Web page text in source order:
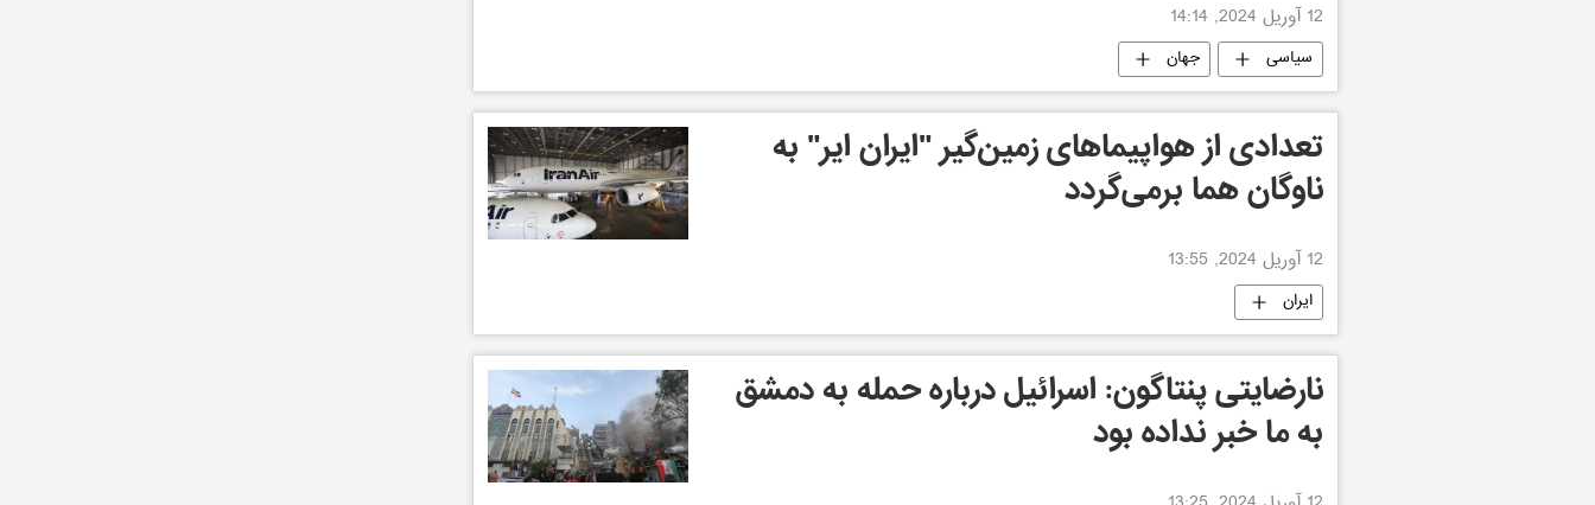
12 آوریل 2024, 14:14
سیاسی جهان
تعدادی از هواپیماهای زمین‌گیر "ایران ایر" به
ناوگان هما برمی‌گردد
12 آوریل 2024, 13:55
ایران
نارضایتی پنتاگون: اسرائیل درباره حمله به دمشق
به ما خبر نداده بود